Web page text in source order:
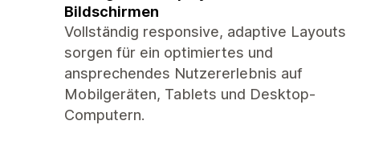
Bildschirmen
Vollständig responsive, adaptive Layouts
sorgen für ein optimiertes und
ansprechendes Nutzererlebnis auf
Mobilgeräten, Tablets und Desktop-
Computern.